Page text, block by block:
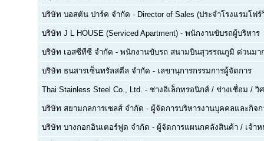
บริษัท บอสตัน ปาร์ค จำกัด - Director of Sales (ประจำโรงแรมโ
บริษัท J L HOUSE (Serviced Apartment) - พนักงานขับรถผู้บริหาร
บริษัท เอสซีทีซี จำกัด - พนักงานขับรถ สนามบินสุวรรณภูมิ ด่วนมา
บริษัท ธนสารเซ็นทรัลสตีล จำกัด - เลขานุการกรรมการผู้จัดการ
Thai Stainless Steel Co., Ltd. - ช่างอิเล็กทรอนิกส์ / ช่างเชื่อม / วิ
บริษัท สยามกลการเซลส์ จำกัด - ผู้จัดการบริหารงานบุคคลและกิจก
บริษัท บางกอกอินเตอร์ฟูด จำกัด - ผู้จัดการแผนกคลังสินค้า / เจ้า